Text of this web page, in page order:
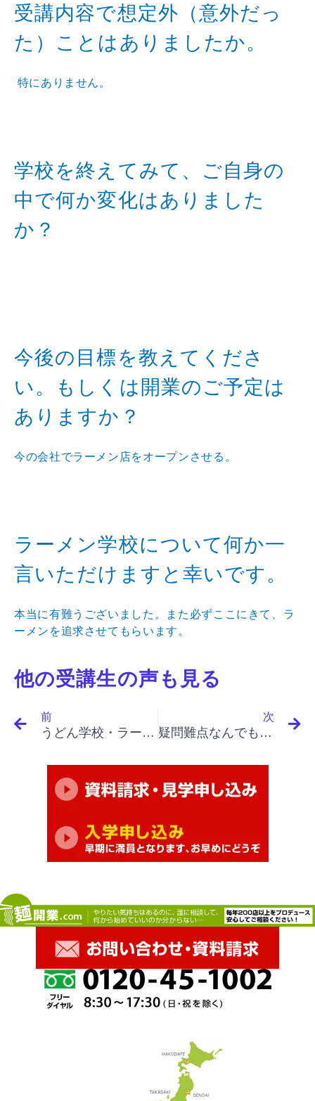
受講内容で想定外（意外だっ
た）ことはありましたか。
特にありません。
学校を終えてみて、ご自身の
中で何か変化はありました
か？
今後の目標を教えてくださ
い。もしくは開業のご予定は
ありますか？
今の会社でラーメン店をオープンさせる。
ラーメン学校について何か一
言いただけますと幸いです。
本当に有難うございました。また必ずここにきて、ラ
ーメンを追求させてもらいます。
他の受講生の声も見る
前
うどん学校・ラーメン学校・そば学校・パスタ学校で開業&成果アップ｜「イノベーションと起業家精神」「外へ出て調べる、取引先や競争相手の成功と失敗」
次
疑問難点なんでも答えて頂けて驚きました。